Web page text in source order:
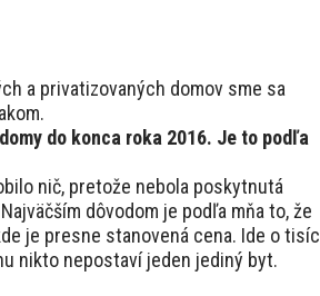
a privatizovaných domov sme sa
do konca roka 2016. Je to podľa
nič, pretože nebola poskytnutá
dôvodom je podľa mňa to, že
je presne stanovená cena. Ide o tisíc
nikto nepostaví jeden jediný byt.